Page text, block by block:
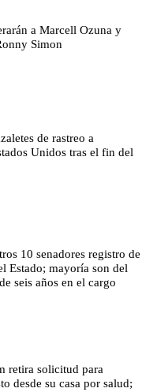
a Marcell Ozuna y
Simon
de rastreo a
Unidos tras el fin del
10 senadores registro de
Estado; mayoría son del
seis años en el cargo
retira solicitud para
desde su casa por salud;